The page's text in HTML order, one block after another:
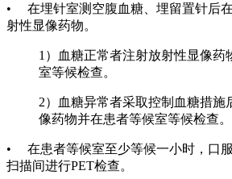
• 在埋针室测空腹血糖、埋留置针后
射性显像药物。
1 ）血糖正常者注射放射性显像药
室等候检查。
2）血糖异常者采取控制血糖措施
像药物并在患者等候室等候检查。
• 在患者等候室至少等候一小时，口
扫描间进行PET检查。